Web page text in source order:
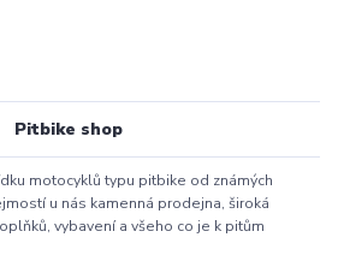
Pitbike shop
motocyklů typu pitbike od známých
u nás kamenná prodejna, široká
vybavení a všeho co je k pitům